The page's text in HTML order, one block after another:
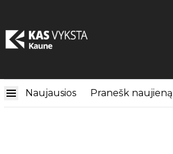
Naujausios Pranešk naujieną